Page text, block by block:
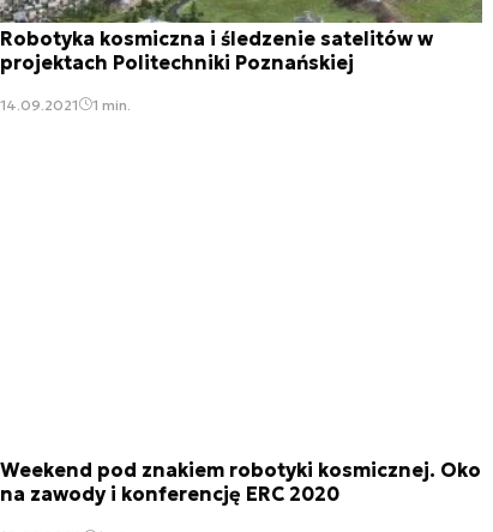
Robotyka kosmiczna i śledzenie satelitów w
projektach Politechniki Poznańskiej
14.09.2021 1 min.
Weekend pod znakiem robotyki kosmicznej. Oko
na zawody i konferencję ERC 2020